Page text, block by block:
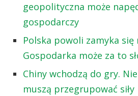
geopolityczna może
gospodarczy
Polska powoli zamyka
Gospodarka może za to
Chiny wchodzą do gry.
muszą przegrupować siły